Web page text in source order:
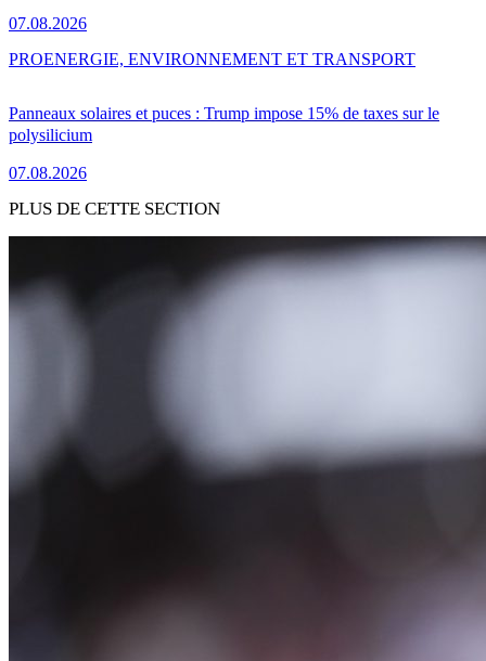
07.08.2026
Panneaux solaires et puces : Trump impose 15% de taxes sur le
polysilicium
07.08.2026
PROENERGIE, ENVIRONNEMENT ET TRANSPORT
PLUS DE CETTE SECTION